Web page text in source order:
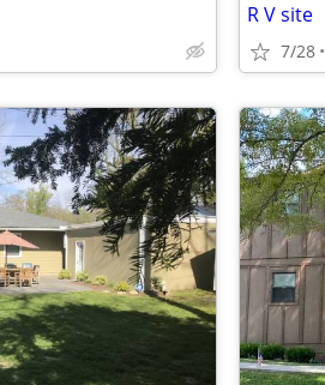
R V site
7/28